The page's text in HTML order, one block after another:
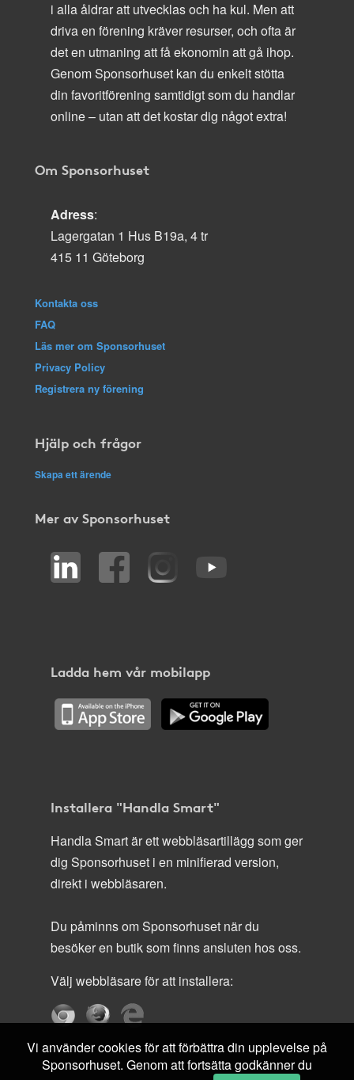
i alla åldrar att utvecklas och ha kul. Men att
driva en förening kräver resurser, och ofta är
det en utmaning att få ekonomin att gå ihop.
Genom Sponsorhuset kan du enkelt stötta
din favoritförening samtidigt som du handlar
online – utan att det kostar dig något extra!
Om Sponsorhuset
Adress:
Lagergatan 1 Hus B19a, 4 tr
415 11 Göteborg
Kontakta oss
FAQ
Läs mer om Sponsorhuset
Privacy Policy
Registrera ny förening
Hjälp och frågor
Skapa ett ärende
Mer av Sponsorhuset
Ladda hem vår mobilapp
Installera "Handla Smart"
Handla Smart är ett webbläsartillägg som ger
dig Sponsorhuset i en minifierad version,
direkt i webbläsaren.
Du påminns om Sponsorhuset när du
besöker en butik som finns ansluten hos oss.
Välj webbläsare för att installera:
Vi använder cookies för att förbättra din upplevelse på
Sponsorhuset. Genom att fortsätta godkänner du